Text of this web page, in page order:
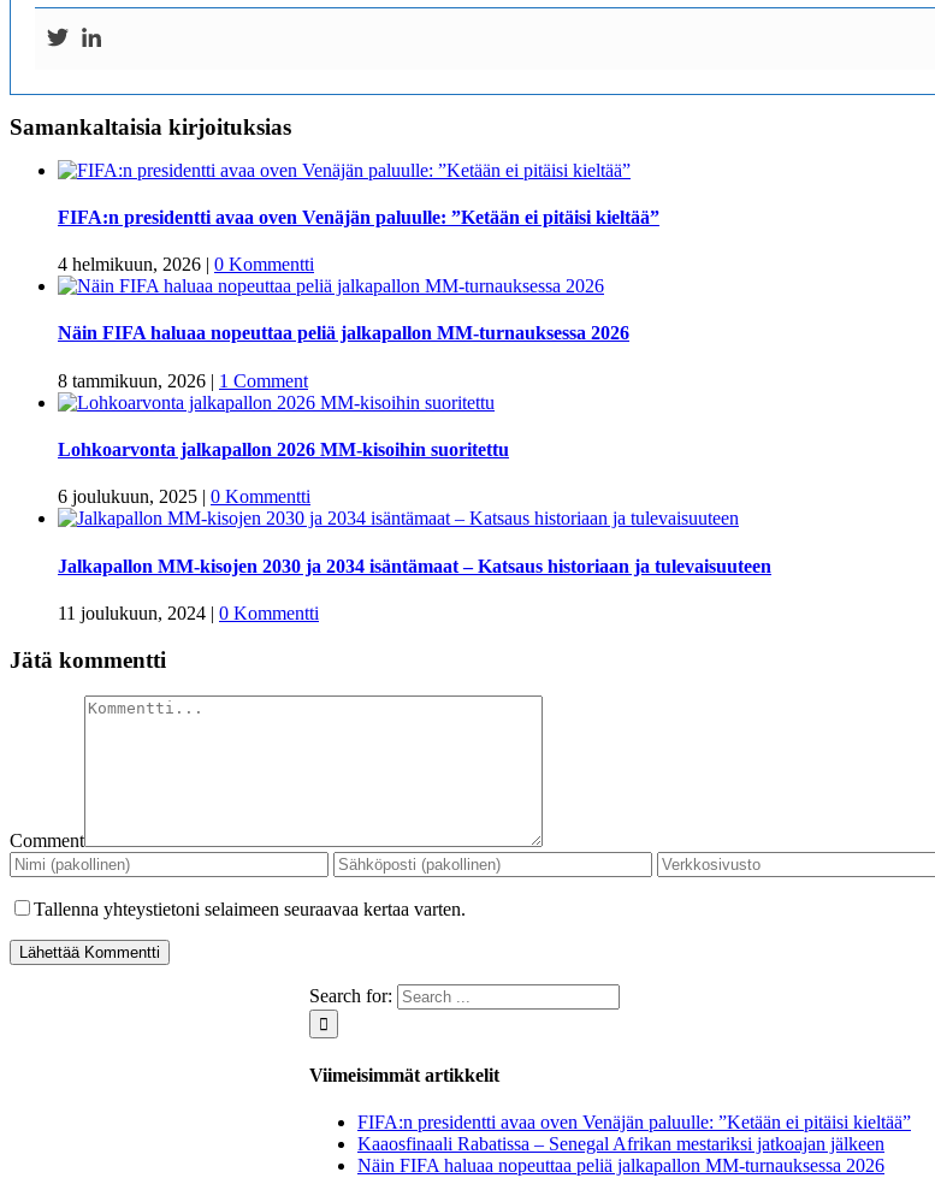
Samankaltaisia kirjoituksias
FIFA:n presidentti avaa oven Venäjän paluulle: ”Ketään ei pitäisi kieltää”
4 helmikuun, 2026 | 0 Kommentti
Näin FIFA haluaa nopeuttaa peliä jalkapallon MM-turnauksessa 2026
8 tammikuun, 2026 | 1 Comment
Lohkoarvonta jalkapallon 2026 MM-kisoihin suoritettu
6 joulukuun, 2025 | 0 Kommentti
Jalkapallon MM-kisojen 2030 ja 2034 isäntämaat – Katsaus historiaan ja tulevaisuuteen
11 joulukuun, 2024 | 0 Kommentti
Jätä kommentti
Comment
Tallenna yhteystietoni selaimeen seuraavaa kertaa varten.
Search for:
Viimeisimmät artikkelit
FIFA:n presidentti avaa oven Venäjän paluulle: ”Ketään ei pitäisi kieltää”
Kaaosfinaali Rabatissa – Senegal Afrikan mestariksi jatkoajan jälkeen
Näin FIFA haluaa nopeuttaa peliä jalkapallon MM-turnauksessa 2026